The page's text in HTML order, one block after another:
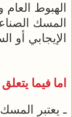
الهبوط العام
المسك
الإيجابي أو
اما فيما
ـ يعتبر